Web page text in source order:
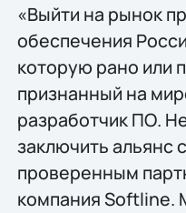
«Выйти на рынок
обеспечения
которую рано или
признанный на
разработчик ПО.
заключить альянс
проверенным
компания Softline.